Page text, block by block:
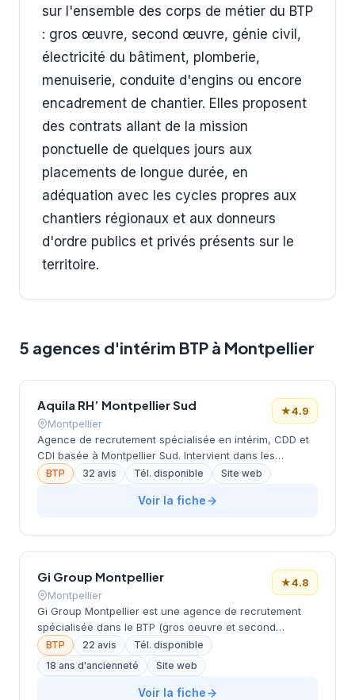
sur l'ensemble des corps de métier du BTP
: gros œuvre, second œuvre, génie civil,
électricité du bâtiment, plomberie,
menuiserie, conduite d'engins ou encore
encadrement de chantier. Elles proposent
des contrats allant de la mission
ponctuelle de quelques jours aux
placements de longue durée, en
adéquation avec les cycles propres aux
chantiers régionaux et aux donneurs
d'ordre publics et privés présents sur le
territoire.
5 agences d'intérim BTP à Montpellier
Aquila RH’ Montpellier Sud
Montpellier
★4.9
Agence de recrutement spécialisée en intérim, CDD et
CDI basée à Montpellier Sud. Intervient dans les
domaines du Bâtiment & Travaux Publics, Transport,
Logistique & Manutention, Industrie & Maintenance, et
Tertiaire/Commerce/Distribution. Recrute des profils de
BTP 32 avis Tél. disponible Site web
Voir la fiche
Gi Group Montpellier
Montpellier
★4.8
Gi Group Montpellier est une agence de recrutement
spécialisée dans le BTP (gros oeuvre et second
oeuvre), l'industrie, la logistique et le transport. Elle
propose des contrats en intérim, CDD, CDI et CDII.
L'agence offre également des formations qualifiantes et
collabore avec les structures locales de l'emploi.
BTP 22 avis
Tél. disponible
18 ans d'ancienneté
Site web
Voir la fiche